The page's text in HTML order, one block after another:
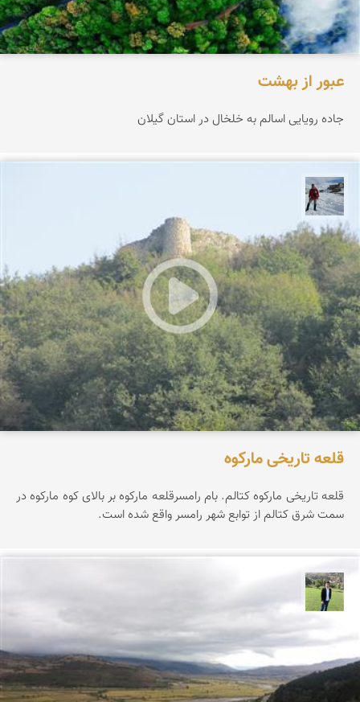
عبور از بهشت
جاده رویایی اسالم به خلخال در استان گیلان
قلعه تاریخی مارکوه
قلعه تاریخی مارکوه کتالم. بام رامسرقلعه مارکوه بر بالای کوه مارکوه در
سمت شرق کتالم از توابع شهر رامسر واقع شده است.